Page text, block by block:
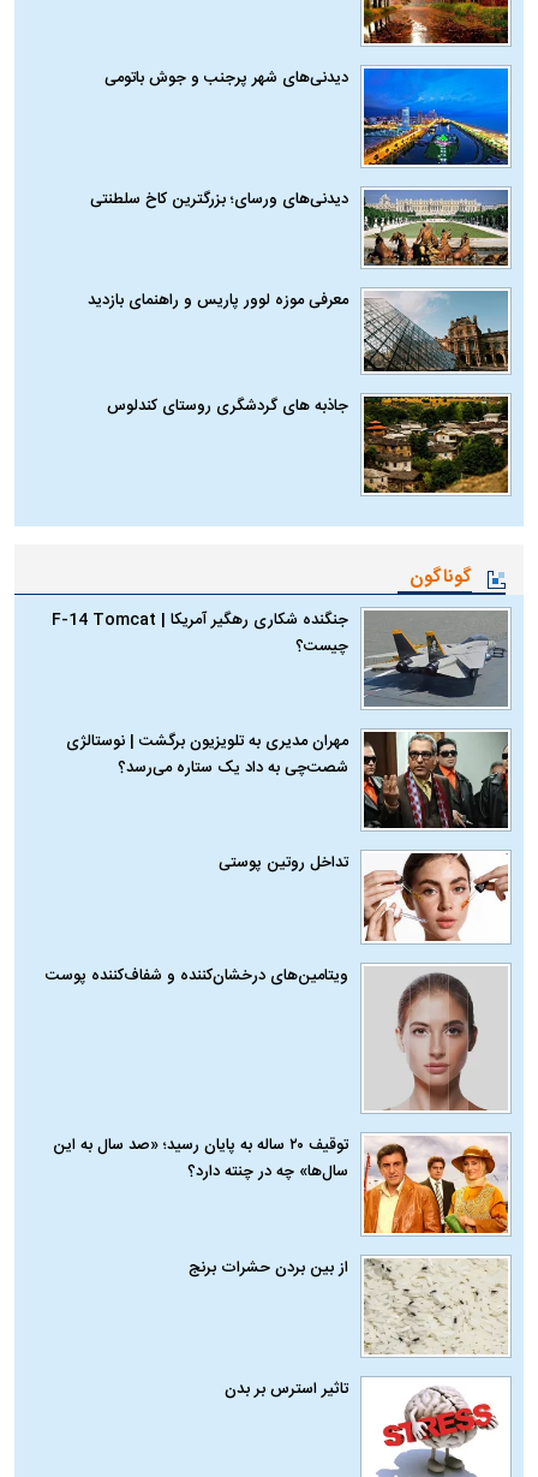
دیدنی‌های شهر پرجنب و جوش باتومی
دیدنی‌های ورسای؛ بزرگترین کاخ سلطنتی
معرفی موزه لوور پاریس و راهنمای بازدید
جاذبه های گردشگری روستای کندلوس
گوناگون
جنگنده شکاری رهگیر آمریکا | F-14 Tomcat
چیست؟
مهران مدیری به تلویزیون برگشت | نوستالژی
شصت‌چی به داد یک ستاره می‌رسد؟
تداخل روتین پوستی
ویتامین‌های درخشان‌کننده و شفاف‌کننده پوست
توقیف ۲۰ ساله به پایان رسید؛ «صد سال به این
سال‌ها» چه در چنته دارد؟
از بین بردن حشرات برنج
تاثیر استرس بر بدن